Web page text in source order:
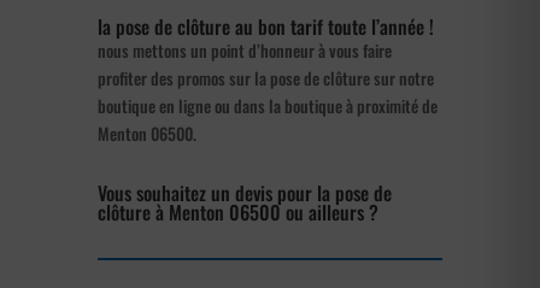
la pose de clôture au bon tarif toute l’année !
nous mettons un point d’honneur à vous faire
profiter des promos sur la pose de clôture sur notre
boutique en ligne ou dans la boutique à proximité de
Menton 06500.
Vous souhaitez un devis pour la pose de
clôture à Menton 06500 ou ailleurs ?